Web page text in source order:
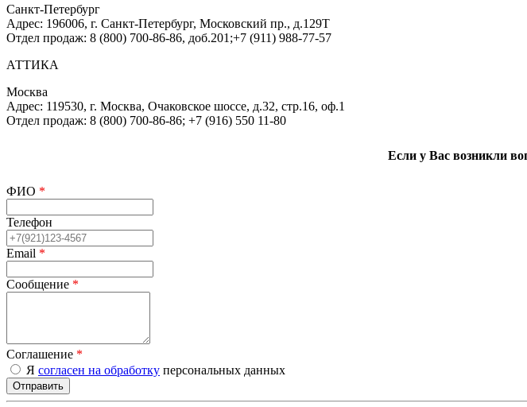
Санкт-Петербург
Адрес: 196006, г. Санкт-Петербург, Московский пр., д.129Т
Отдел продаж: 8 (800) 700-86-86, доб.201;+7 (911) 988-77-57
АТТИКА
Москва
Адрес: 119530, г. Москва, Очаковское шоссе, д.32, стр.16, оф.1
Отдел продаж: 8 (800) 700-86-86; +7 (916) 550 11-80
Если у Вас возникли
ФИО *
Телефон
Email *
Сообщение *
Соглашение *
Я согласен на обработку персональных данных